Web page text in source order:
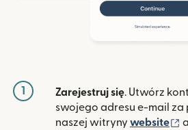
1 Zarejestruj się. Utwórz
swojego adresu e-mail
naszej witryny website